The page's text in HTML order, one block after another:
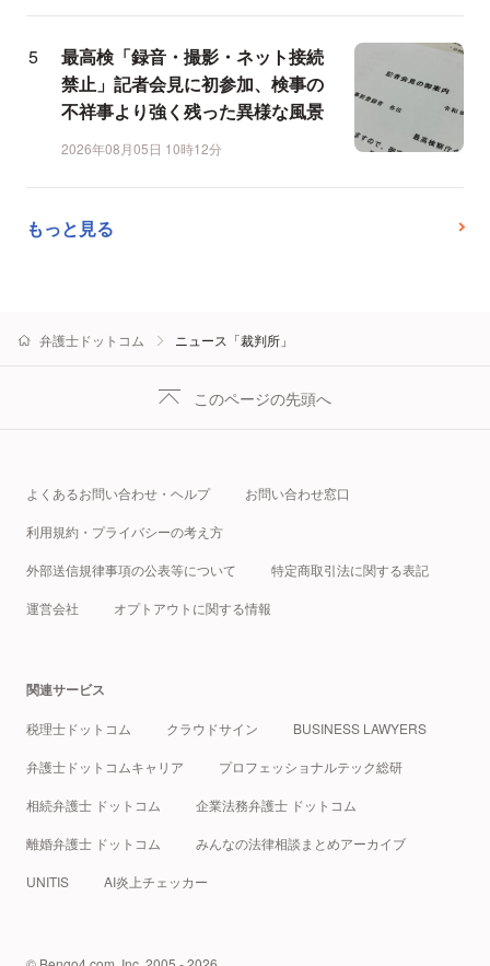
最高検「録音・撮影・ネット接続
禁止」記者会見に初参加、検事の
不祥事より強く残った異様な風景
2026年08月05日 10時12分
もっと見る
弁護士ドットコム ニュース「裁判所」
このページの先頭へ
よくあるお問い合わせ・ヘルプ お問い合わせ窓口
利用規約・プライバシーの考え方
外部送信規律事項の公表等について 特定商取引法に関する表記
運営会社 オプトアウトに関する情報
関連サービス
税理士ドットコム クラウドサイン BUSINESS LAWYERS
弁護士ドットコムキャリア プロフェッショナルテック総研
相続弁護士 ドットコム 企業法務弁護士 ドットコム
離婚弁護士 ドットコム みんなの法律相談まとめアーカイブ
UNITIS AI炎上チェッカー